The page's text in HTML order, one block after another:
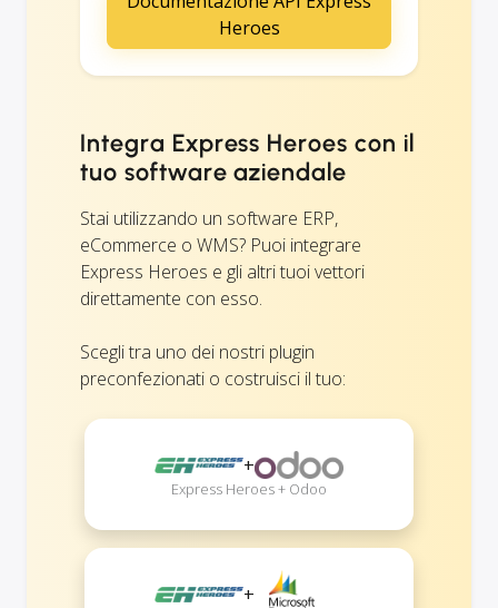
Heroes
Integra Express Heroes con il
tuo software aziendale
Stai utilizzando un software ERP,
eCommerce o WMS? Puoi integrare
Express Heroes e gli altri tuoi vettori
direttamente con esso.
Scegli tra uno dei nostri plugin
preconfezionati o costruisci il tuo:
+
Express Heroes + Odoo
+